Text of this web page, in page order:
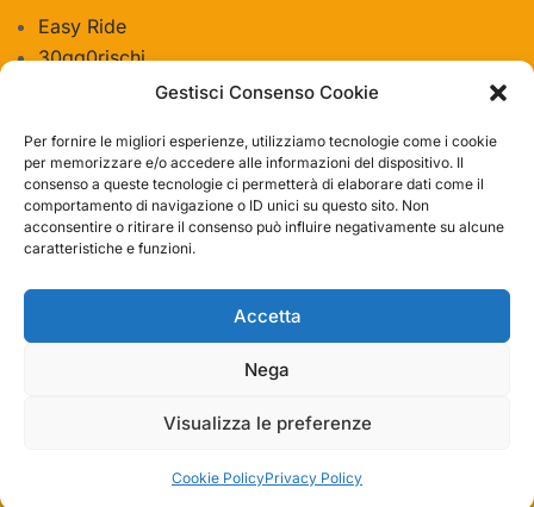
Gestisci Consenso Cookie
Per fornire le migliori esperienze, utilizziamo tecnologie come i cookie
per memorizzare e/o accedere alle informazioni del dispositivo. Il
consenso a queste tecnologie ci permetterà di elaborare dati come il
comportamento di navigazione o ID unici su questo sito. Non
acconsentire o ritirare il consenso può influire negativamente su alcune
caratteristiche e funzioni.
Accetta
Nega
Visualizza le preferenze
Cookie PolicyPrivacy Policy
Easy Ride
30gg0rischi
Servizi Officina
Azienda
Contatti
© 2019 – 2023 Bike-Store Srl | P. IVA IT11932211003